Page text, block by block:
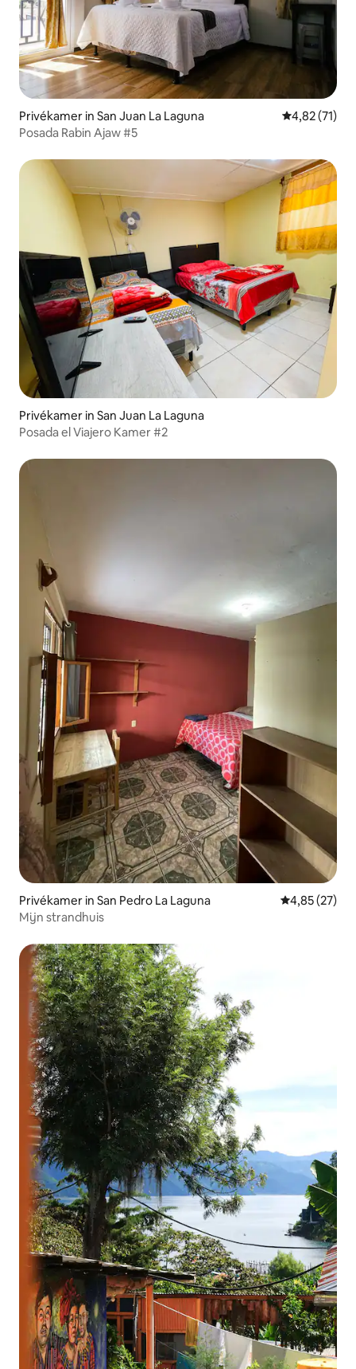
Privékamer in San Juan La Laguna Gemiddelde
4,82 (71)
Posada Rabin Ajaw #5
Privékamer in San Juan La Laguna
Posada el Viajero Kamer #2
Privékamer in San Pedro La Laguna Gemiddelde
4,85 (27)
Mijn strandhuis